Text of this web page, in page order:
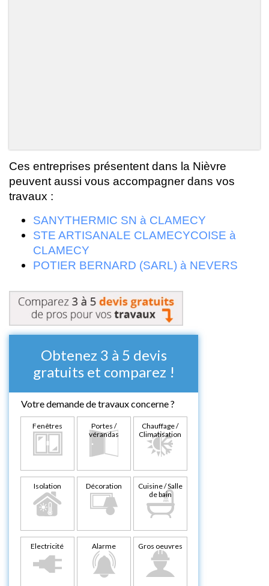
Ces entreprises présentent dans la Nièvre
peuvent aussi vous accompagner dans vos
travaux :
SANYTHERMIC SN à CLAMECY
STE ARTISANALE CLAMECYCOISE à
CLAMECY
POTIER BERNARD (SARL) à NEVERS
Obtenez 3 à 5 devis
gratuits et comparez !
Votre demande de travaux concerne ?
Fenêtres
Portes /
vérandas
Chauffage /
Climatisation
Isolation Décoration
Cuisine / Salle
de bain
Electricité Alarme Gros oeuvres